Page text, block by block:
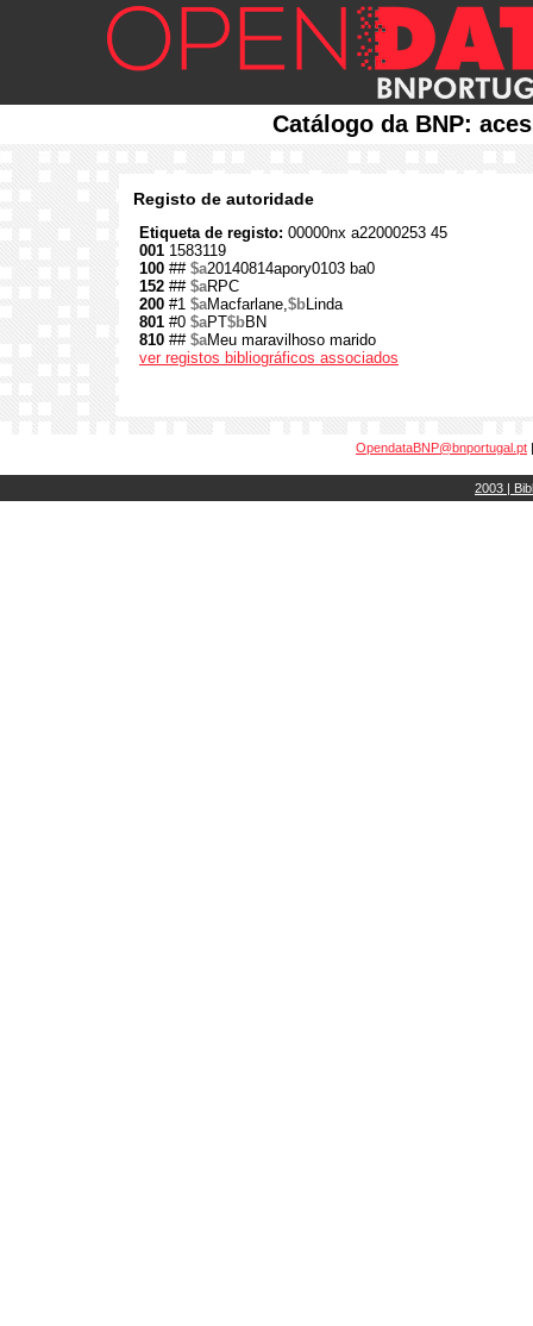
Catálogo da BNP:
Registo de autoridade
Etiqueta de registo: 00000nx a22000253 45
001 1583119
100 ## $a20140814apory0103 ba0
152 ## $aRPC
200 #1 $aMacfarlane,$bLinda
801 #0 $aPT$bBN
810 ## $aMeu maravilhoso marido
ver registos bibliográficos associados
OpendataBNP@bnportugal.pt
2003 |